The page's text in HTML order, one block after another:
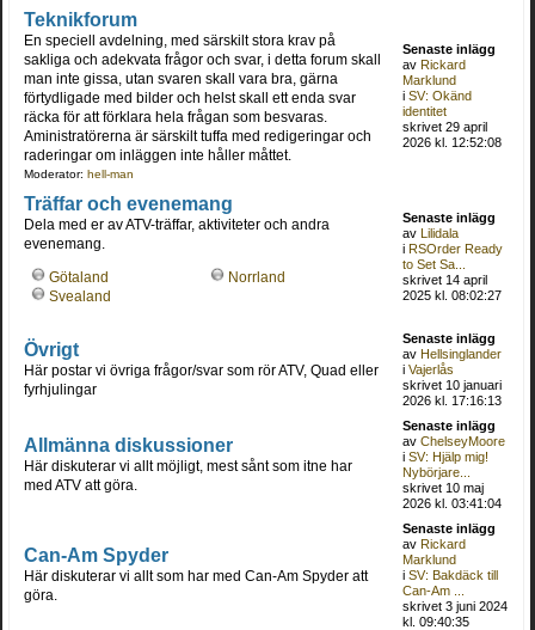
Teknikforum
En speciell avdelning, med särskilt stora krav på
sakliga och adekvata frågor och svar, i detta forum skall
man inte gissa, utan svaren skall vara bra, gärna
förtydligade med bilder och helst skall ett enda svar
räcka för att förklara hela frågan som besvaras.
Aministratörerna är särskilt tuffa med redigeringar och
raderingar om inläggen inte håller måttet.
Moderator: hell-man
Senaste inlägg
avRickard
Marklund
iSV: Okänd
identitet
skrivet 29 april
2026 kl. 12:52:08
Träffar och evenemang
Dela med er av ATV-träffar, aktiviteter och andra
evenemang.
Götaland
Svealand
Norrland
Senaste inlägg
avLilidala
iRSOrder Ready
to Set Sa...
skrivet 14 april
2025 kl. 08:02:27
Övrigt
Här postar vi övriga frågor/svar som rör ATV, Quad eller
fyrhjulingar
Senaste inlägg
avHellsinglander
iVajerlås
skrivet 10 januari
2026 kl. 17:16:13
Allmänna diskussioner
Här diskuterar vi allt möjligt, mest sånt som itne har
med ATV att göra.
Senaste inlägg
avChelseyMoore
iSV: Hjälp mig!
Nybörjare...
skrivet 10 maj
2026 kl. 03:41:04
Can-Am Spyder
Här diskuterar vi allt som har med Can-Am Spyder att
göra.
Senaste inlägg
avRickard
Marklund
iSV: Bakdäck till
Can-Am ...
skrivet 3 juni 2024
kl. 09:40:35